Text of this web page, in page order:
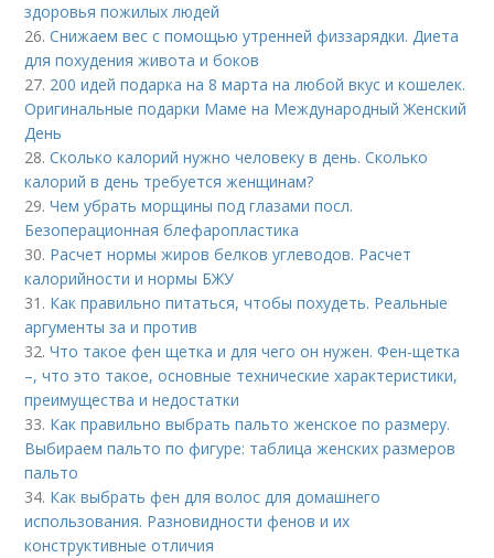
здоровья пожилых людей
26.Снижаем вес с помощью утренней физзарядки. Диета
для похудения живота и боков
27. 200 идей подарка на 8 марта на любой вкус и кошелек.
Оригинальные подарки Маме на Международный Женский
День
28.Сколько калорий нужно человеку в день. Сколько
калорий в день требуется женщинам?
29.Чем убрать морщины под глазами посл.
Безоперационная блефаропластика
30. Расчет нормы жиров белков углеводов. Расчет
калорийности и нормы БЖУ
31. Как правильно питаться, чтобы похудеть. Реальные
аргументы за и против
32.Что такое фен щетка и для чего он нужен. Фен-щетка
–, что это такое, основные технические характеристики,
преимущества и недостатки
33. Как правильно выбрать пальто женское по размеру.
Выбираем пальто по фигуре: таблица женских размеров
пальто
34. Как выбрать фен для волос для домашнего
использования. Разновидности фенов и их
конструктивные отличия